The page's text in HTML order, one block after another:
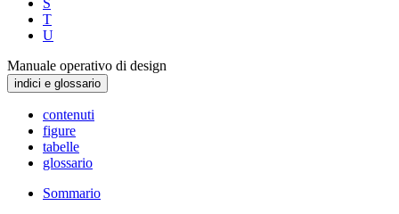
S
T
U
Manuale operativo di design
indici e glossario
contenuti
figure
tabelle
glossario
Sommario